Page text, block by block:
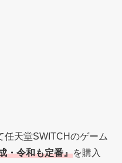
任天堂SWITCHのゲーム
・令和も定番』を購入